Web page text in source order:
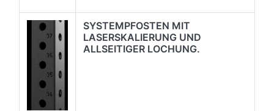
SYSTEMPFOSTEN MIT
LASERSKALIERUNG UND
ALLSEITIGER LOCHUNG.